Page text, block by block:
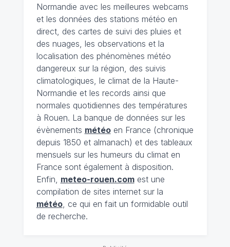
Normandie avec les meilleures webcams
et les données des stations météo en
direct, des cartes de suivi des pluies et
des nuages, les observations et la
localisation des phénomènes météo
dangereux sur la région, des suivis
climatologiques, le climat de la Haute-
Normandie et les records ainsi que
normales quotidiennes des températures
à Rouen. La banque de données sur les
évènements météoen France (chronique
depuis 1850 et almanach) et des tableaux
mensuels sur les humeurs du climat en
France sont également à disposition.
Enfin, meteo-rouen.comest une
compilation de sites internet sur la
météo, ce qui en fait un formidable outil
de recherche.